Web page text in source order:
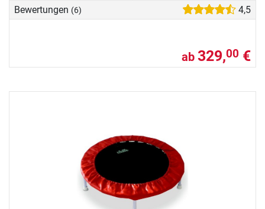
Bewertungen (6) 4,5
ab 329,00 €